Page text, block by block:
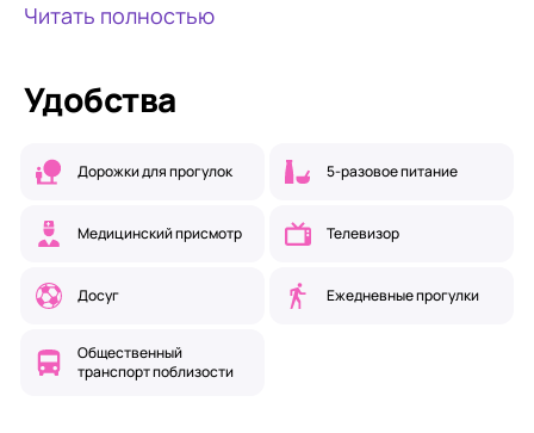
Читать полностью
Удобства
Дорожки для прогулок 5-разовое питание
Медицинский присмотр Телевизор
Досуг Ежедневные прогулки
Общественный
транспорт поблизости